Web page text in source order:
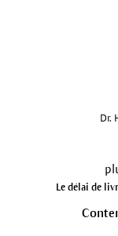
Dr.
Le délai de